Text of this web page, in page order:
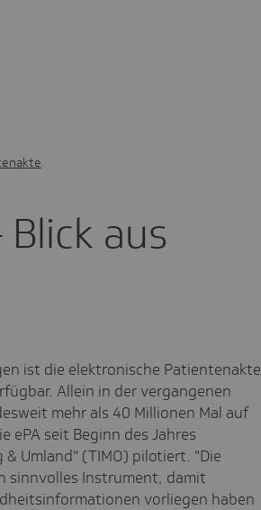
Blick aus
ist die elektronische Patientenakte
Allein in der vergangenen
mehr als 40 Millionen Mal auf
ePA seit Beginn des Jahres
Umland" (TIMO) pilotiert. "Die
sinnvolles Instrument, damit
vorliegen haben